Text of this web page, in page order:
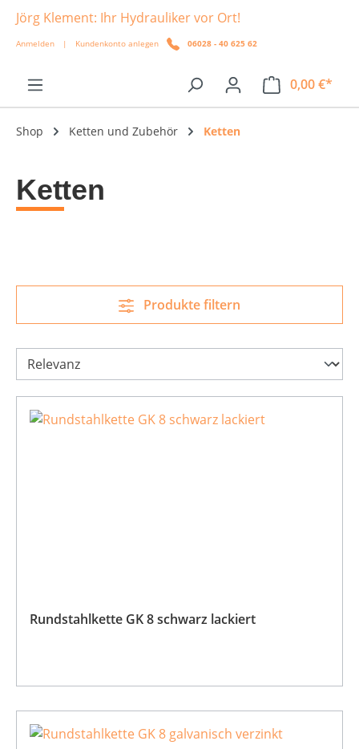
springen
Jörg Klement: Ihr Hydrauliker vor Ort!
Anmelden | Kundenkonto anlegen 06028 - 40 625 62
0,00 €*
Shop Ketten und Zubehör Ketten
Ketten
Produkte filtern
Rundstahlkette GK 8 schwarz lackiert